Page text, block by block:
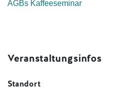
AGBs Kaffeeseminar
Veranstaltungsinfos
Standort